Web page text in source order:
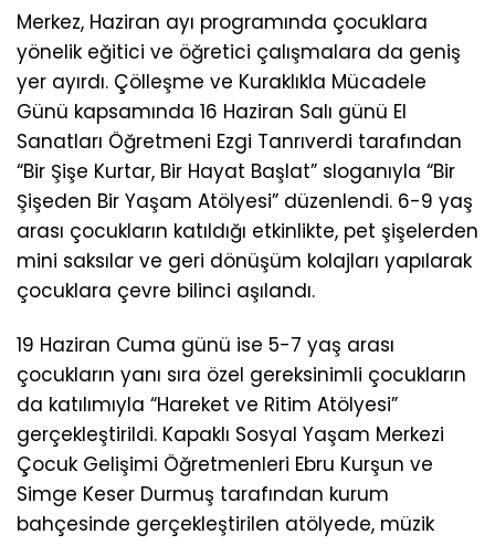
Merkez, Haziran ayı programında çocuklara
yönelik eğitici ve öğretici çalışmalara da geniş
yer ayırdı. Çölleşme ve Kuraklıkla Mücadele
Günü kapsamında 16 Haziran Salı günü El
Sanatları Öğretmeni Ezgi Tanrıverdi tarafından
“Bir Şişe Kurtar, Bir Hayat Başlat” sloganıyla “Bir
Şişeden Bir Yaşam Atölyesi” düzenlendi. 6-9 yaş
arası çocukların katıldığı etkinlikte, pet şişelerden
mini saksılar ve geri dönüşüm kolajları yapılarak
çocuklara çevre bilinci aşılandı.
19 Haziran Cuma günü ise 5-7 yaş arası
çocukların yanı sıra özel gereksinimli çocukların
da katılımıyla “Hareket ve Ritim Atölyesi”
gerçekleştirildi. Kapaklı Sosyal Yaşam Merkezi
Çocuk Gelişimi Öğretmenleri Ebru Kurşun ve
Simge Keser Durmuş tarafından kurum
bahçesinde gerçekleştirilen atölyede, müzik